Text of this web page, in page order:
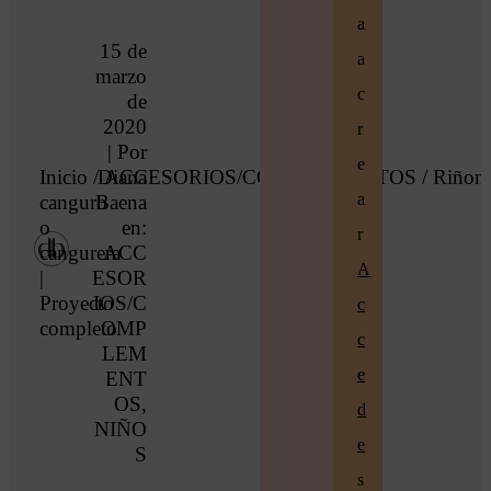
Inicio /ACCESORIOS/COMPLEMENTOS /
canguro
o
cangurera
|
Proyecto
completo
15 de
marzo
de
2020
| Por
Diana
Baena
en:
ACC
ESOR
IOS/C
OMP
LEM
ENT
OS,
NIÑO
S
a
a
c
r
e
a
r
A
c
c
e
d
e
s